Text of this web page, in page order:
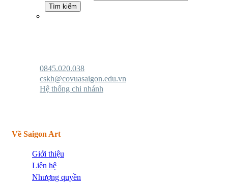
0845.020.038
cskh@covuasaigon.edu.vn
Hệ thống chi nhánh
Về Saigon Art
Giới thiệu
Liên hệ
Nhượng quyền